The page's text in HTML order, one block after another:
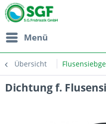
Menü
Übersicht
Dichtung f.